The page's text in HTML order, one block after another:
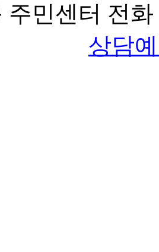
주민센터 전
상담